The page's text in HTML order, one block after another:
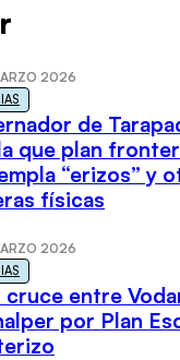
2026
de
que plan
“erizos” y
físicas
2026
cruce entre
por Plan